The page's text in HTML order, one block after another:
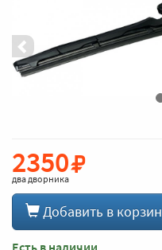
2350
два дворника
Добавить в
Есть в наличии